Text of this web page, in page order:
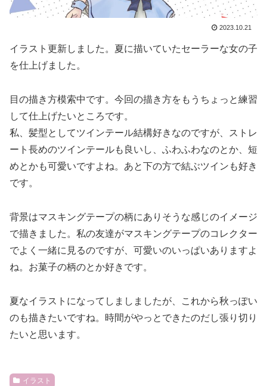
2023.10.21
イラスト更新しました。夏に描いていたセーラーな女の子
を仕上げました。
目の描き方模索中です。今回の描き方をもうちょっと練習
して仕上げたいところです。
私、髪型としてツインテール結構好きなのですが、ストレ
ート長めのツインテールも良いし、ふわふわなのとか、短
めとかも可愛いですよね。あと下の方で結ぶツインも好き
です。
背景はマスキングテープの柄にありそうな感じのイメージ
で描きました。私の友達がマスキングテープのコレクター
でよく一緒に見るのですが、可愛いのいっぱいありますよ
ね。お菓子の柄のとか好きです。
夏なイラストになってしましましたが、これから秋っぽい
のも描きたいですね。時間がやっとできたのだし張り切り
たいと思います。
イラスト